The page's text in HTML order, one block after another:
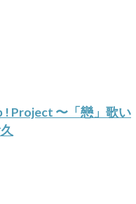
! Project 〜「戀」歌い